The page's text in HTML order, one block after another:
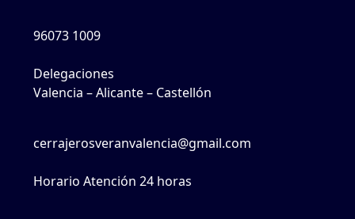
96073 1009
Delegaciones
Valencia – Alicante – Castellón
cerrajerosveranvalencia@gmail.com
Horario Atención 24 horas